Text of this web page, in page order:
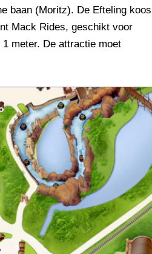
baan (Moritz). De Efteling koos
Mack Rides, geschikt voor
meter. De attractie moet